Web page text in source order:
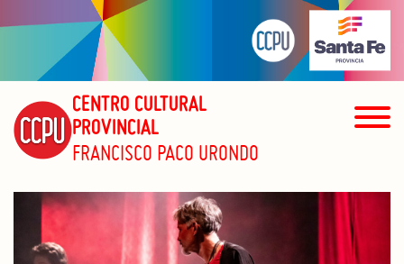
CENTRO CULTURAL
PROVINCIAL
FRANCISCO PACO URONDO